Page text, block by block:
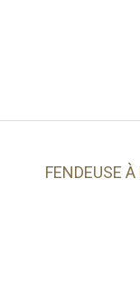
FENDEUSE